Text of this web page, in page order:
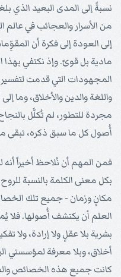
نسبةً إلى المدى البعيد الذي
من الأسرار والعجائب في عالم
إلى العودة إلى فكرة أن
مادية بل قوىً. وإذ نكتفي بهذا
المجهودات التي قدمت لتفسير
واللغة والدين والأخلاق، وما
مجردة للتطور، لم تُكلَّل
أُصول كل ما سبق ذكره، تبقى
فمن المهم أن نُلاحظ أخيراً أنه
بكل معنى الكلمة بالنسبة
مكانٍ وزمان - جميع تلك
العلم أن يكتشف أُصولها. فلا
بشرية بلا عقلٍ ولا إرادة، ولا
أخلاق، وبلا معرفة لمؤسستي
كانت جميع هذه الخصائص